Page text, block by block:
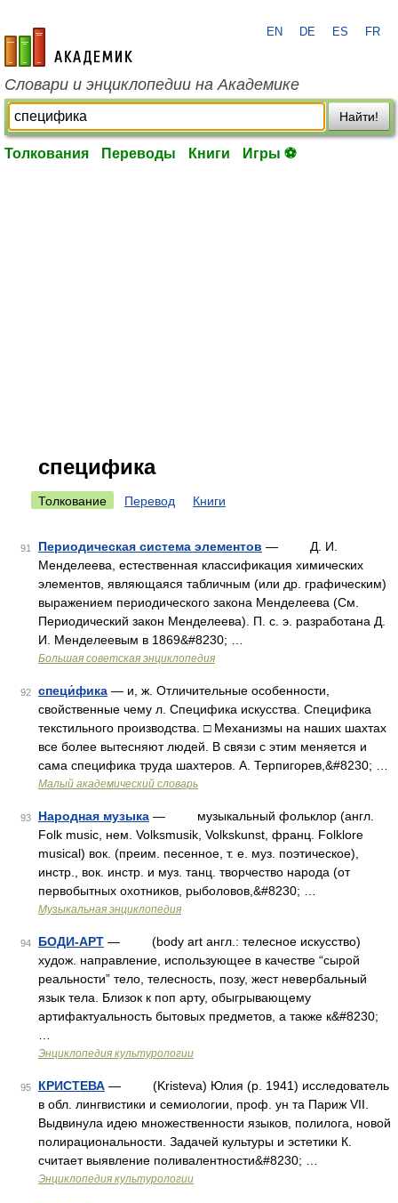
academic.ru
EN DE ES FR
Словари и энциклопедии на Академике
Найти!
Толкования Переводы Книги Игры ⚽
специфика
Толкование Перевод Книги
91 Периодическая система элементов — Д. И.
Менделеева, естественная классификация химических
элементов, являющаяся табличным (или др. графическим)
выражением периодического закона Менделеева (См.
Периодический закон Менделеева). П. с. э. разработана Д.
И. Менделеевым в 1869&#8230; …
Большая советская энциклопедия
92 специ́фика — и, ж. Отличительные особенности,
свойственные чему л. Специфика искусства. Специфика
текстильного производства. □ Механизмы на наших шахтах
все более вытесняют людей. В связи с этим меняется и
сама специфика труда шахтеров. А. Терпигорев,&#8230; …
Малый академический словарь
93 Народная музыка — музыкальный фольклор (англ.
Folk music, нем. Volksmusik, Volkskunst, франц. Folklore
musical) вок. (преим. песенное, т. е. муз. поэтическое),
инстр., вок. инстр. и муз. танц. творчество народа (от
первобытных охотников, рыболовов,&#8230; …
Музыкальная энциклопедия
94 БОДИ-АРТ — (body art англ.: телесное искусство)
худож. направление, использующее в качестве “сырой
реальности” тело, телесность, позу, жест невербальный
язык тела. Близок к поп арту, обыгрывающему
артифактуальность бытовых предметов, а также к&#8230;
Энциклопедия культурологии
95 КРИСТЕВА — (Kristeva) Юлия (р. 1941) исследователь
в обл. лингвистики и семиологии, проф. ун та Париж VII.
Выдвинула идею множественности языков, полилога, новой
полирациональности. Задачей культуры и эстетики К.
считает выявление поливалентности&#8230; …
Энциклопедия культурологии